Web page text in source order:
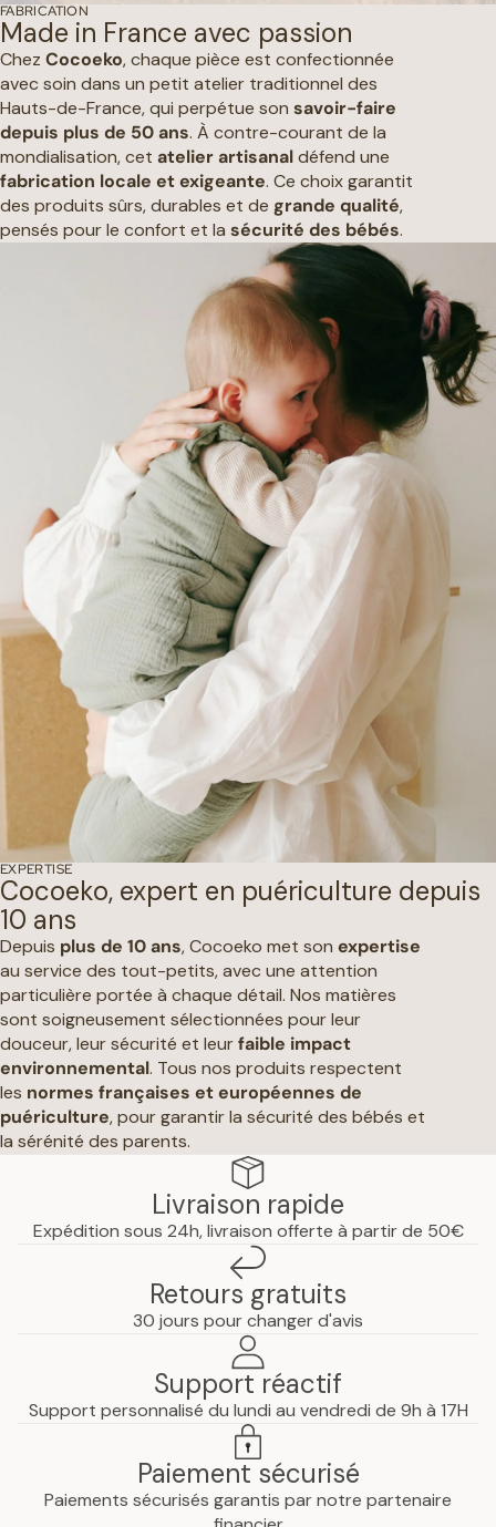
FABRICATION
Made in France avec passion
Chez Cocoeko, chaque pièce est confectionnée
avec soin dans un petit atelier traditionnel des
Hauts-de-France, qui perpétue son savoir-faire
depuis plus de 50 ans. À contre-courant de la
mondialisation, cet atelier artisanaldéfend une
fabrication locale et exigeante. Ce choix garantit
des produits sûrs, durables et de grande qualité,
pensés pour le confort et la sécurité des bébés.
EXPERTISE
Cocoeko, expert en puériculture depuis
10 ans
Depuis plus de 10 ans, Cocoeko met son expertise
au service des tout-petits, avec une attention
particulière portée à chaque détail. Nos matières
sont soigneusement sélectionnées pour leur
douceur, leur sécurité et leurfaible impact
environnemental. Tous nos produits respectent
les normes françaises et européennes de
puériculture, pour garantir la sécurité des bébés et
la sérénité des parents.
Livraison rapide
Expédition sous 24h, livraison offerte à partir de 50€
Retours gratuits
30 jours pour changer d'avis
Support réactif
Support personnalisé du lundi au vendredi de 9h à 17H
Paiement sécurisé
Paiements sécurisés garantis par notre partenaire